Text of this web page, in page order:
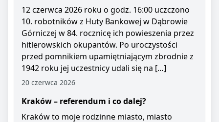
12 czerwca 2026 roku o godz. 16:00 uczczono
10. robotników z Huty Bankowej w Dąbrowie
Górniczej w 84. rocznicę ich powieszenia przez
hitlerowskich okupantów. Po uroczystości
przed pomnikiem upamiętniającym zbrodnie z
1942 roku jej uczestnicy udali się na […]
20 czerwca 2026
Kraków – referendum i co dalej?
Kraków to moje rodzinne miasto, miasto